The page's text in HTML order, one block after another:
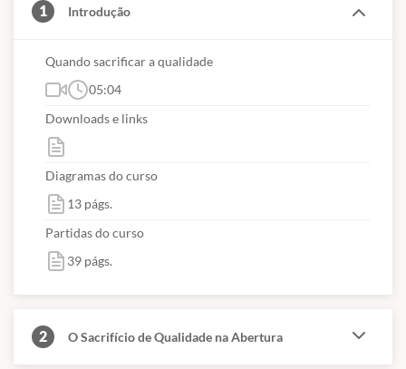
1 Introdução
Quando sacrificar a qualidade
05:04
Downloads e links
Diagramas do curso
13 págs.
Partidas do curso
39 págs.
2 O Sacrifício de Qualidade na Abertura